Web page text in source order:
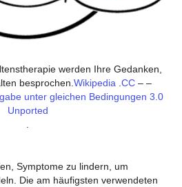
werden Ihre Gedanken,
besprochen. Wikipedia CC– –
unter gleichen Bedingungen 3.0
Unported
Symptome zu lindern, um
Die am häufigsten verwendeten